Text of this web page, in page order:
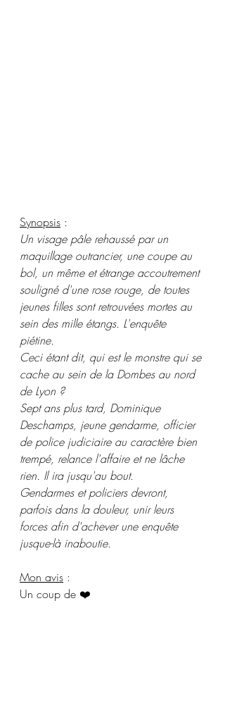
Synopsis :
Un visage pâle rehaussé par un
maquillage outrancier, une coupe au
bol, un même et étrange accoutrement
souligné d'une rose rouge, de toutes
jeunes filles sont retrouvées mortes au
sein des mille étangs. L'enquête
piétine.
Ceci étant dit, qui est le monstre qui se
cache au sein de la Dombes au nord
de Lyon ?
Sept ans plus tard, Dominique
Deschamps, jeune gendarme, officier
de police judiciaire au caractère bien
trempé, relance l'affaire et ne lâche
rien. Il ira jusqu'au bout.
Gendarmes et policiers devront,
parfois dans la douleur, unir leurs
forces afin d'achever une enquête
jusque-là inaboutie.
Mon avis :
Un coup de ❤️